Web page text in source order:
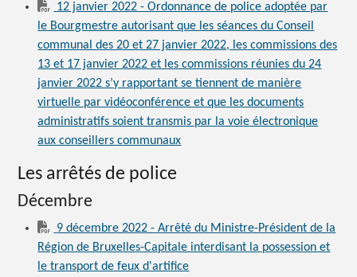
12 janvier 2022 - Ordonnance de police adoptée par
le Bourgmestre autorisant que les séances du Conseil
communal des 20 et 27 janvier 2022, les commissions des
13 et 17 janvier 2022 et les commissions réunies du 24
janvier 2022 s’y rapportant se tiennent de manière
virtuelle par vidéoconférence et que les documents
administratifs soient transmis par la voie électronique
aux conseillers communaux
Les arrêtés de police
Décembre
9 décembre 2022 - Arrêté du Ministre-Président de la
Région de Bruxelles-Capitale interdisant la possession et
le transport de feux d'artifice